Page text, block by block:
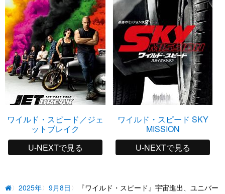
ワイルド・スピード／ジェ
ットブレイク
U-NEXTで見る
ワイルド・スピード SKY
MISSION
U-NEXTで見る
2025年 9月8日 『ワイルド・スピード』宇宙進出、ユニバー